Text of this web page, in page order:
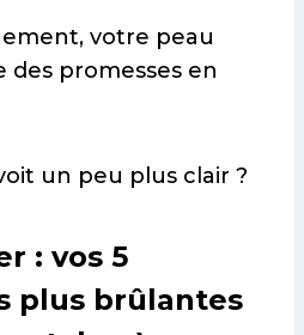
votre peau
des promesses en
un peu plus clair ?
: vos 5
plus brûlantes